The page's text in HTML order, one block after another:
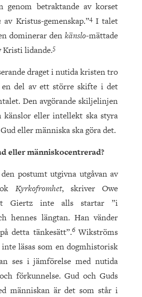
genom betraktande av korset
av Kristus-gemenskap.”4 I talet
dominerar den känslo-mättade
Kristi lidande.5
draget i nutida kristen tro
del av ett större skifte i det
Den avgörande skiljelinjen
känslor eller intellekt ska styra
eller människa ska göra det.
eller människocentrerad?
postumt utgivna utgåvan av
Kyrkofromhet, skriver Owe
Giertz inte alls startar ”i
hennes längtan. Han vänder
detta tänkesätt”.6Wikströms
inte läsas som en dogmhistorisk
ses i jämförelse med nutida
förkunnelse. Gud och Guds
människan är det som står i